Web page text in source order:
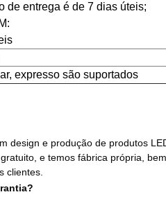
de entrega é de 7 dias úteis;
expresso são suportados
design e produção de produtos
e temos fábrica própria,
clientes.